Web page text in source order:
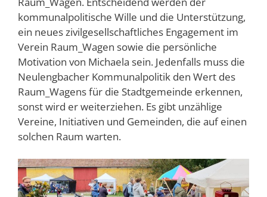
kommunalpolitische Wille und die Unterstützung,
ein neues zivilgesellschaftliches Engagement im
Verein Raum_Wagen sowie die persönliche
Motivation von Michaela sein. Jedenfalls muss die
Neulengbacher Kommunalpolitik den Wert des
Raum_Wagens für die Stadtgemeinde erkennen,
sonst wird er weiterziehen. Es gibt unzählige
Vereine, Initiativen und Gemeinden, die auf einen
solchen Raum warten.